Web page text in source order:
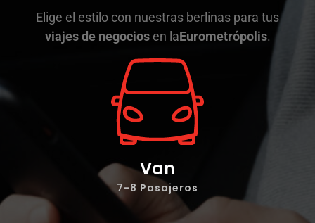
Elige el estilo con nuestras berlinas para tus
viajes de negociosen laEurometrópolis.
Van
7-8 Pasajeros